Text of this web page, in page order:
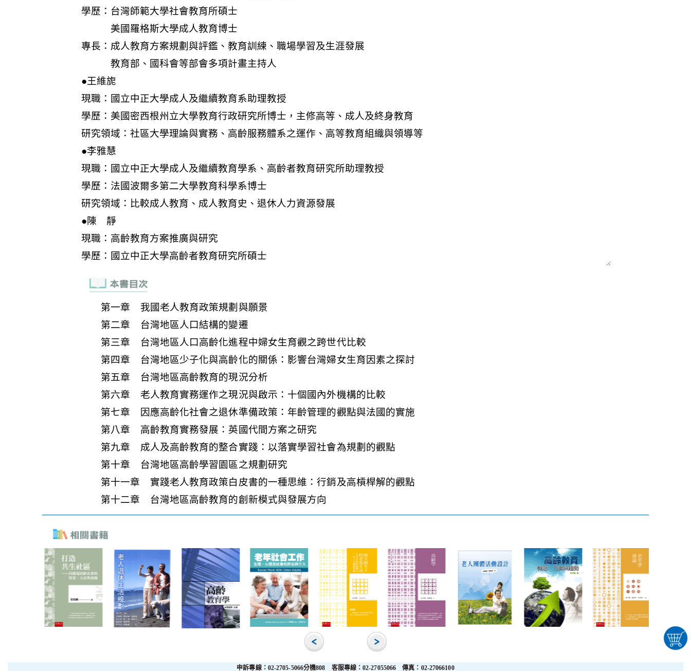
第一章 我國老人教育政策規劃與願景
第二章 台灣地區人口結構的變遷
第三章 台灣地區人口高齡化進程中婦女生育觀之跨世代比較
第四章 台灣地區少子化與高齡化的關係：影響台灣婦女生育因素之探討
第五章 台灣地區高齡教育的現況分析
第六章 老人教育實務運作之現況與啟示：十個國內外機構的比較
第七章 因應高齡化社會之退休準備政策：年齡管理的觀點與法國的實施
第八章 高齡教育實務發展：英國代間方案之研究
第九章 成人及高齡教育的整合實踐：以落實學習社會為規劃的觀點
第十章 台灣地區高齡學習園區之規劃研究
第十一章 實踐老人教育政策白皮書的一種思維：行銷及高槓桿解的觀點
第十二章 台灣地區高齡教育的創新模式與發展方向
申訴專線：02-2705-5066分機808 客服專線：02-27055066 傳真：02-27066100